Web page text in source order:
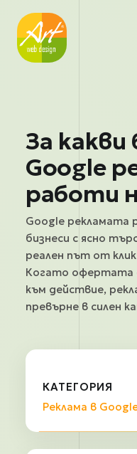
За какви
Google
работи
Google рекламата
бизнеси с ясно
реален път от
Когато офертата
към действие,
превърне в силен
КАТЕГОРИЯ
Реклама в